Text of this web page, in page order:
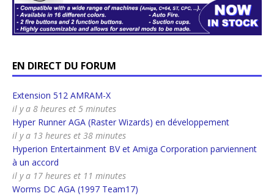
EN DIRECT DU FORUM
Extension 512 AMRAM-X
il y a 8 heures et 5 minutes
Hyper Runner AGA (Raster Wizards) en développement
il y a 13 heures et 38 minutes
Hyperion Entertainment BV et Amiga Corporation parviennent
à un accord
il y a 17 heures et 11 minutes
Worms DC AGA (1997 Team17)